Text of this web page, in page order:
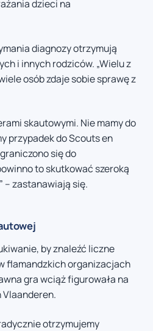
dzieci na
diagnozy otrzymują
i innych rodziców. „Wielu z
osób zdaje sobie sprawę z
skautowymi. Nie mamy do
przypadek do Scouts en
się do
to skutkować szeroką
– zastanawiają się.
by znaleźć liczne
flamandzkich organizacjach
gra wciąż figurowała na
otrzymujemy